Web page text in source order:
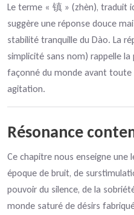
Le terme « 镇 » (zhèn), traduit
suggère une réponse douce
stabilité tranquille du Dào. La
simplicité sans nom) rappelle
façonné du monde avant
agitation.
Résonance
Ce chapitre nous enseigne une
époque de bruit, de
pouvoir du silence, de la
monde saturé de désirs